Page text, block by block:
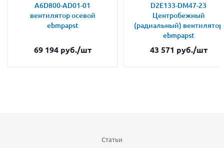
A6D800-AD01-01
вентилятор осевой
ebmpapst
69 194руб./шт
D2E133-DM47-23
Центробежный
(радиальный) вентилятор
ebmpapst
43 571 руб./шт
Статьи